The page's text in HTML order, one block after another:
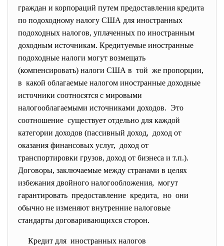
граждан и корпораций путем предоставления кредита
по подоходному налогу США для иностранных
подоходных налогов, уплаченных по иностранным
доходным источникам. Кредитуемые иностранные
подоходные налоги могут возмещать
(компенсировать) налоги США в той же пропорции,
в какой облагаемые налогом иностранные доходные
источники соотносятся с мировыми
налогооблагаемыми источниками доходов. Это
соотношение существует отдельно для каждой
категории доходов (пассивный доход, доход от
оказания финансовых услуг, доход от
транспортировки грузов, доход от бизнеса и т.п.).
Договоры, заключаемые между странами в целях
избежания двойного налогообложения, могут
гарантировать предоставление кредита, но они
обычно не изменяют внутренние налоговые
стандарты договаривающихся сторон.
Кредит для иностранных налогов